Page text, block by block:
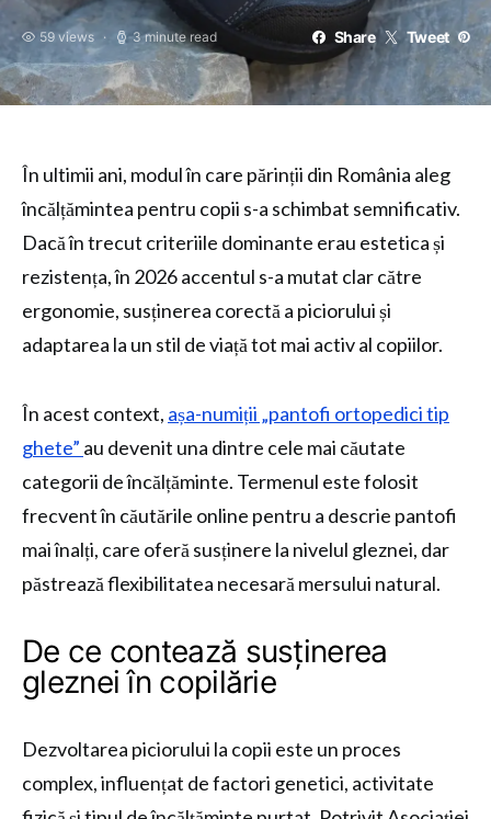
59 views 3 minute read Share Tweet
În ultimii ani, modul în care părinții din România aleg
încălțămintea pentru copii s-a schimbat semnificativ.
Dacă în trecut criteriile dominante erau estetica și
rezistența, în 2026 accentul s-a mutat clar către
ergonomie, susținerea corectă a piciorului și
adaptarea la un stil de viață tot mai activ al copiilor.
În acest context, așa-numiții „pantofi ortopedici tip
ghete” au devenit una dintre cele mai căutate
categorii de încălțăminte. Termenul este folosit
frecvent în căutările online pentru a descrie pantofi
mai înalți, care oferă susținere la nivelul gleznei, dar
păstrează flexibilitatea necesară mersului natural.
De ce contează susținerea
gleznei în copilărie
Dezvoltarea piciorului la copii este un proces
complex, influențat de factori genetici, activitate